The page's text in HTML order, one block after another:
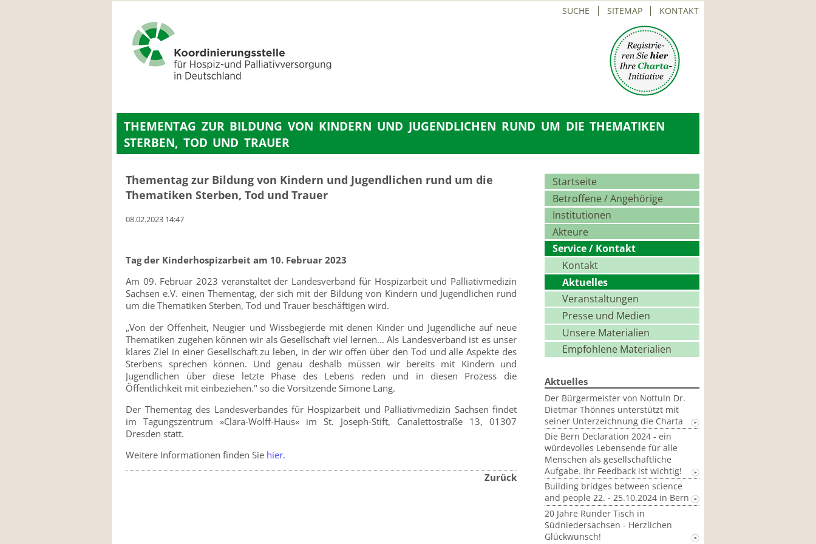
ÜBERSPRINGEN
SUCHE SITEMAP KONTAKT
THEMENTAG ZUR BILDUNG VON KINDERN UND JUGENDLICHEN RUND UM DIE THEMATIKEN
STERBEN, TOD UND TRAUER
Thementag zur Bildung von Kindern und Jugendlichen rund um die
Thematiken Sterben, Tod und Trauer
08.02.2023 14:47
Tag der Kinderhospizarbeit am 10. Februar 2023
Am 09. Februar 2023 veranstaltet der Landesverband für Hospizarbeit und Palliativmedizin
Sachsen e.V. einen Thementag, der sich mit der Bildung von Kindern und Jugendlichen rund
um die Thematiken Sterben, Tod und Trauer beschäftigen wird.
„Von der Offenheit, Neugier und Wissbegierde mit denen Kinder und Jugendliche auf neue
Thematiken zugehen können wir als Gesellschaft viel lernen... Als Landesverband ist es unser
klares Ziel in einer Gesellschaft zu leben, in der wir offen über den Tod und alle Aspekte des
Sterbens sprechen können. Und genau deshalb müssen wir bereits mit Kindern und
Jugendlichen über diese letzte Phase des Lebens reden und in diesen Prozess die
Öffentlichkeit mit einbeziehen." so die Vorsitzende Simone Lang.
Der Thementag des Landesverbandes für Hospizarbeit und Palliativmedizin Sachsen findet
im Tagungszentrum »Clara-Wolff-Haus« im St. Joseph-Stift, Canalettostraße 13, 01307
Dresden statt.
Weitere Informationen finden Sie hier.
Zurück
Navigation
überspringen
Startseite
Betroffene / Angehörige
Institutionen
Akteure
Service / Kontakt
Kontakt
Aktuelles
Veranstaltungen
Presse und Medien
Unsere Materialien
Empfohlene Materialien
Aktuelles
Der Bürgermeister von Nottuln Dr.
Dietmar Thönnes unterstützt mit
seiner Unterzeichnung die Charta
Die Bern Declaration 2024 - ein
würdevolles Lebensende für alle
Menschen als gesellschaftliche
Aufgabe. Ihr Feedback ist wichtig!
Building bridges between science
and people 22. - 25.10.2024 in Bern
20 Jahre Runder Tisch in
Südniedersachsen - Herzlichen
Glückwunsch!